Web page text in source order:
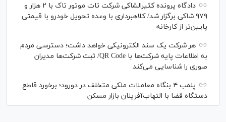
دادگاه پرونده کثیرالشاکی شرکت تات موتور تاک با ۲ هزار و
۹۷۹ شاکی برگزار شد/ کلاهبرداری با وعده تحویل خودرو با قیمتی
پایین‌تر از کارخانه
هر شرکت یک سند الکترونیکی خواهد داشت؛ دسترسی مردم
به اطلاعات پایه شرکت‌ها با QR Code/ ثبت شرکت‌ها مدیران
صوری را شناسایی می‌کند
پلمب ۴ بنگاه معاملات ملکی متخلف در دورود؛ برخورد قاطع
دستگاه قضا با التهاب‌آفرینان بازار مسکن